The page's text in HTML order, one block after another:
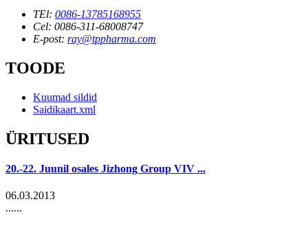
TEl: 0086-13785168955
Cel: 0086-311-68008747
E-post: ray@tppharma.com
TOODE
Kuumad sildid
Saidikaart.xml
ÜRITUSED
20.-22. Juunil osales Jizhong Group VIV ...
06.03.2013
......